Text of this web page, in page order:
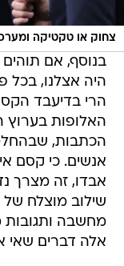
צחוק או טקטיקה
בנוסף, אם
היה אצלנו, בכל
הרי בדיעבד
האלופות בערוץ
הכתבות,
אנשים. כי קסם
אבדו, זה מצרך
שילוב מוצלח של
מחשבה ותגובות
אלה דברים שאי